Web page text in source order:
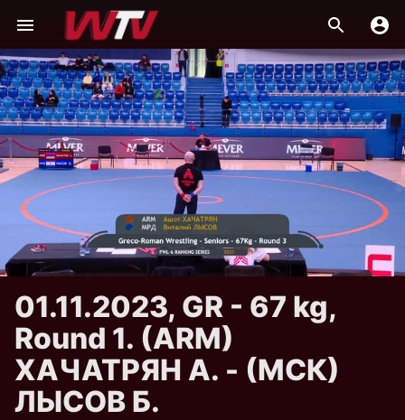
01.11.2023, GR - 67 kg,
Round 1. (ARM)
ХАЧАТРЯН А. - (МСК)
ЛЫСОВ Б.